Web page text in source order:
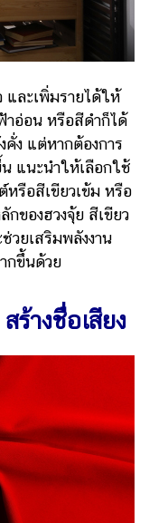
ละเพิ่มรายได้ให้
าอ่อน หรือสีดำก็ได้
คั่ง แต่หากต้องการ
น แนะนำให้เลือกใช้
หรือสีเขียวเข้ม หรือ
กของฮวงจุ้ย สีเขียว
วยเสริมพลังงาน
กขึ้นด้วย
ร้างชื่อเสียง